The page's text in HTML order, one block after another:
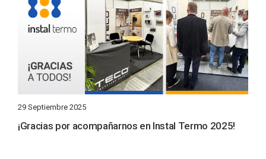
29 Septiembre 2025
¡Gracias por acompañarnos en Instal Termo 2025!